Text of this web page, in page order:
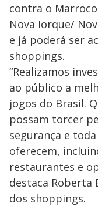
contra o
Nova Iorque/
e já poderá ser
shoppings.
“Realizamos
ao público a
jogos do Brasil.
possam torcer
segurança e
oferecem,
restaurantes e
destaca
dos shoppings.